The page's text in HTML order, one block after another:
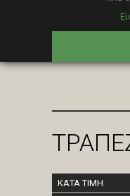
ΚΑΤΑ ΤΙΜΗ